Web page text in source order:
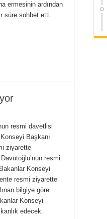
ermesinin ardından
süre sohbet etti.
resmi davetlisi
Başkanı
ziyarette
resmi
Konseyi
resmi ziyarette
bilgiye göre
Konseyi
edecek.